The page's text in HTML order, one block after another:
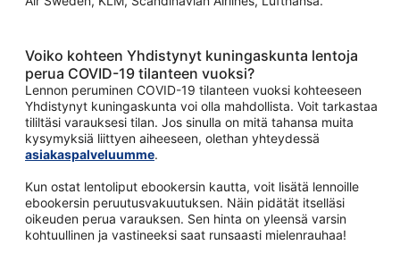
Voiko kohteen Yhdistynyt kuningaskunta lentoja
perua COVID-19 tilanteen vuoksi?
Lennon peruminen COVID-19 tilanteen vuoksi kohteeseen
Yhdistynyt kuningaskunta voi olla mahdollista. Voit tarkastaa
tililtäsi varauksesi tilan. Jos sinulla on mitä tahansa muita
kysymyksiä liittyen aiheeseen, olethan yhteydessä
asiakaspalveluumme.
Kun ostat lentoliput ebookersin kautta, voit lisätä lennoille
ebookersin peruutusvakuutuksen. Näin pidätät itselläsi
oikeuden perua varauksen. Sen hinta on yleensä varsin
kohtuullinen ja vastineeksi saat runsaasti mielenrauhaa!